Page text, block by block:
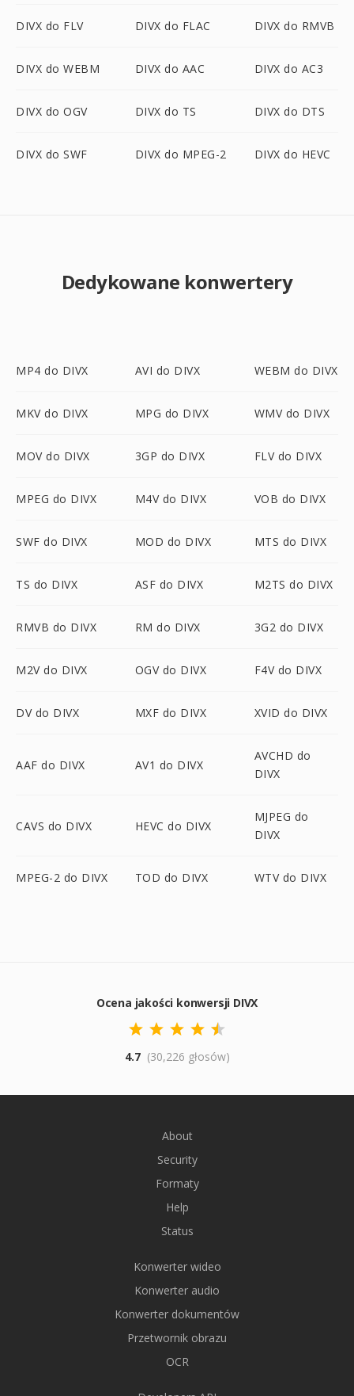
DIVX do FLV DIVX do FLAC DIVX do RMVB
DIVX do WEBM DIVX do AAC DIVX do AC3
DIVX do OGV DIVX do TS DIVX do DTS
DIVX do SWF DIVX do MPEG-2 DIVX do HEVC
Dedykowane konwertery
MP4 do DIVX AVI do DIVX WEBM do DIVX
MKV do DIVX MPG do DIVX WMV do DIVX
MOV do DIVX 3GP do DIVX FLV do DIVX
MPEG do DIVX M4V do DIVX VOB do DIVX
SWF do DIVX MOD do DIVX MTS do DIVX
TS do DIVX ASF do DIVX M2TS do DIVX
RMVB do DIVX RM do DIVX 3G2 do DIVX
M2V do DIVX OGV do DIVX F4V do DIVX
DV do DIVX MXF do DIVX XVID do DIVX
AAF do DIVX AV1 do DIVX
AVCHD do
DIVX
CAVS do DIVX HEVC do DIVX
MJPEG do
DIVX
MPEG-2 do DIVX TOD do DIVX WTV do DIVX
Ocena jakości konwersji DIVX
4.7 (30,226 głosów)
About
Security
Formaty
Help
Status
Konwerter wideo
Konwerter audio
Konwerter dokumentów
Przetwornik obrazu
OCR